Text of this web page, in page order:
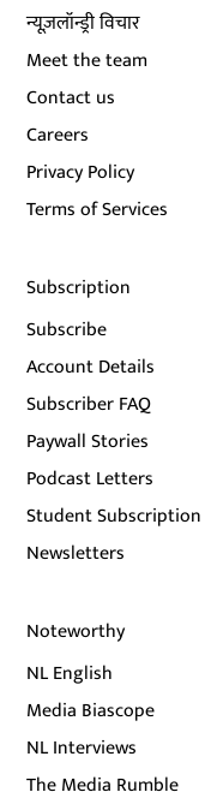
न्यूज़लॉन्ड्री विचार
Meet the team
Contact us
Careers
Privacy Policy
Terms of Services
Subscription
Subscribe
Account Details
Subscriber FAQ
Paywall Stories
Podcast Letters
Student Subscription
Newsletters
Noteworthy
NL English
Media Biascope
NL Interviews
The Media Rumble